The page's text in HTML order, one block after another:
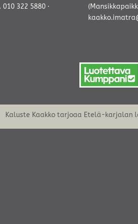
010 322 5880 ·
Kaluste Kaakko tarjoaa Etelä-karjalan